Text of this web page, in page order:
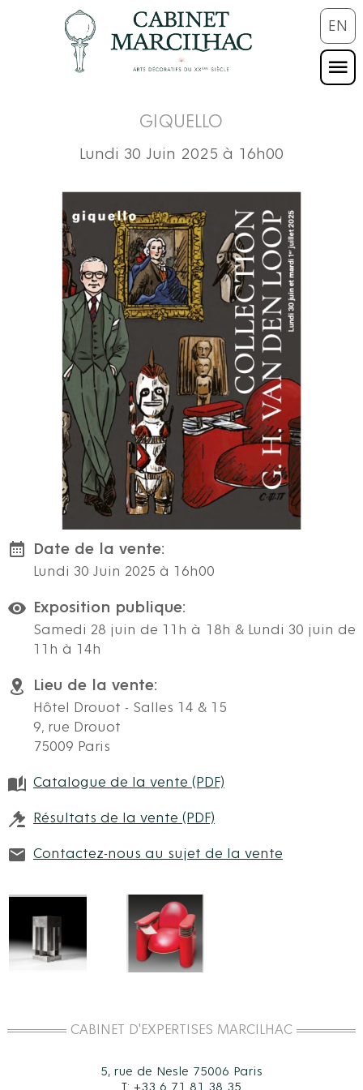
EN
GIQUELLO
Lundi 30 Juin 2025 à 16h00
Date de la vente:
Lundi 30 Juin 2025 à 16h00
Exposition publique:
Samedi 28 juin de 11h à 18h & Lundi 30 juin de
11h à 14h
Lieu de la vente:
Hôtel Drouot - Salles 14 & 15
9, rue Drouot
75009 Paris
Catalogue de la vente (PDF)
Résultats de la vente (PDF)
Contactez-nous au sujet de la vente
CABINET D'EXPERTISES MARCILHAC
5, rue de Nesle 75006 Paris
T: +33 6 71 81 38 35